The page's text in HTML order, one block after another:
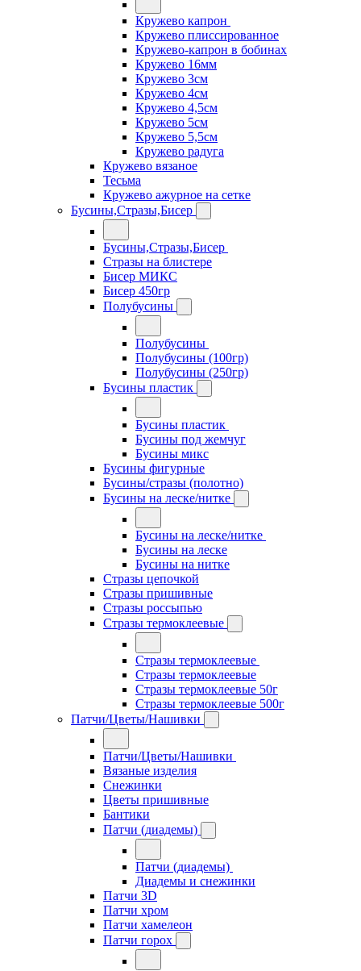
Кружево капрон
Кружево плиссированное
Кружево-капрон в бобинах
Кружево 16мм
Кружево 3см
Кружево 4см
Кружево 4,5см
Кружево 5см
Кружево 5,5см
Кружево радуга
Кружево вязаное
Тесьма
Кружево ажурное на сетке
Бусины,Стразы,Бисер
Бусины,Стразы,Бисер
Стразы на блистере
Бисер МИКС
Бисер 450гр
Полубусины
Полубусины
Полубусины (100гр)
Полубусины (250гр)
Бусины пластик
Бусины пластик
Бусины под жемчуг
Бусины микс
Бусины фигурные
Бусины/стразы (полотно)
Бусины на леске/нитке
Бусины на леске/нитке
Бусины на леске
Бусины на нитке
Стразы цепочкой
Стразы пришивные
Стразы россыпью
Стразы термоклеевые
Стразы термоклеевые
Стразы термоклеевые
Стразы термоклеевые 50г
Стразы термоклеевые 500г
Патчи/Цветы/Нашивки
Патчи/Цветы/Нашивки
Вязаные изделия
Снежинки
Цветы пришивные
Бантики
Патчи (диадемы)
Патчи (диадемы)
Диадемы и снежинки
Патчи 3D
Патчи хром
Патчи хамелеон
Патчи горох